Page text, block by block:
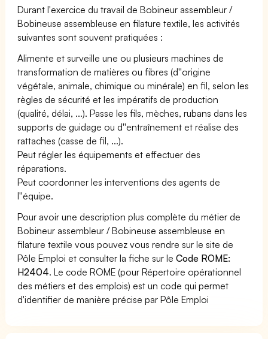
Durant l'exercice du travail de Bobineur assembleur /
Bobineuse assembleuse en filature textile, les activités
suivantes sont souvent pratiquées :
Alimente et surveille une ou plusieurs machines de
transformation de matières ou fibres (d''origine
végétale, animale, chimique ou minérale) en fil, selon les
règles de sécurité et les impératifs de production
(qualité, délai, ...). Passe les fils, mèches, rubans dans les
supports de guidage ou d''entraînement et réalise des
rattaches (casse de fil, ...).
Peut régler les équipements et effectuer des
réparations.
Peut coordonner les interventions des agents de
l''équipe.
Pour avoir une description plus complète du métier de
Bobineur assembleur / Bobineuse assembleuse en
filature textile vous pouvez vous rendre sur le site de
Pôle Emploi et consulter la fiche sur leCode ROME:
H2404. Le code ROME (pour Répertoire opérationnel
des métiers et des emplois) est un code qui permet
d'identifier de manière précise par Pôle Emploi